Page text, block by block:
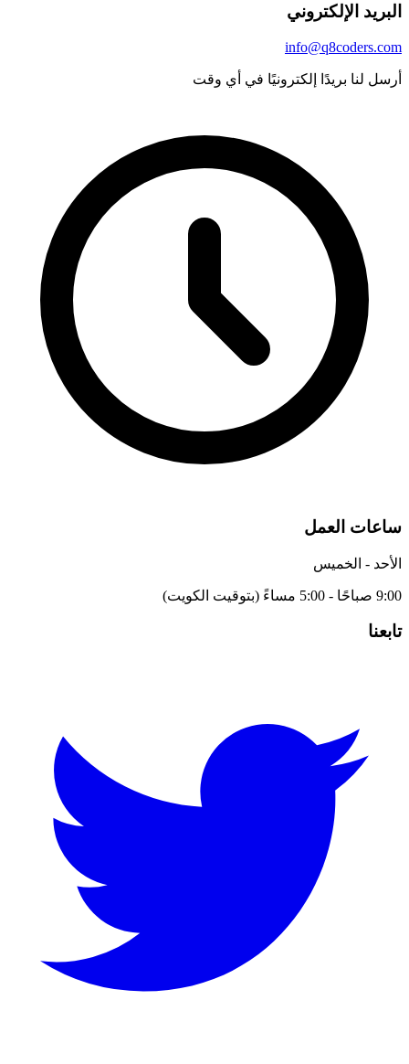
البريد الإلكتروني
info@q8coders.com
أرسل لنا بريدًا إلكترونيًا في أي وقت
ساعات العمل
الأحد - الخميس
9:00 صباحًا - 5:00 مساءً (بتوقيت الكويت)
تابعنا